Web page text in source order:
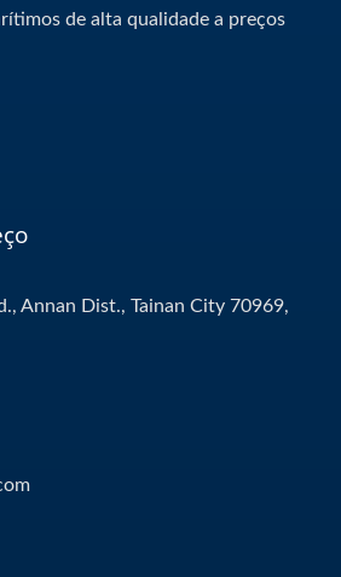
de alta qualidade a preços
Annan Dist., Tainan City 70969,